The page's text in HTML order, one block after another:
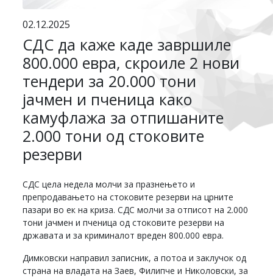
02.12.2025
СДС да каже каде завршиле
800.000 евра, скроиле 2 нови
тендери за 20.000 тони
јачмен и пченица како
камуфлажа за отпишаните
2.000 тони од стоковите
резерви
СДС цела недела молчи за празнењето и
препродавањето на стоковите резерви на црните
пазари во ек на криза. СДС молчи за отписот на 2.000
тони јачмен и пченица од стоковите резерви на
државата и за криминалот вреден 800.000 евра.
Димковски направил записник, а потоа и заклучок од
страна на владата на Заев, Филипче и Николовски, за